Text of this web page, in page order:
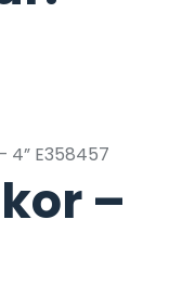
4” E358457
–